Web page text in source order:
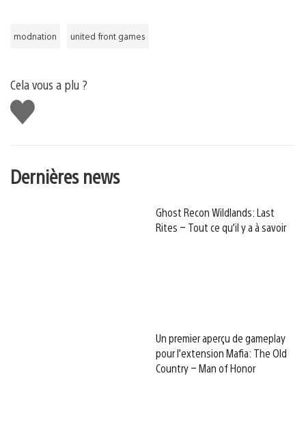
modnation united front games
Cela vous a plu ?
J'aime
Dernières news
Ghost Recon Wildlands: Last
Rites – Tout ce qu’il y a à savoir
Un premier aperçu de gameplay
pour l’extension Mafia: The Old
Country – Man of Honor